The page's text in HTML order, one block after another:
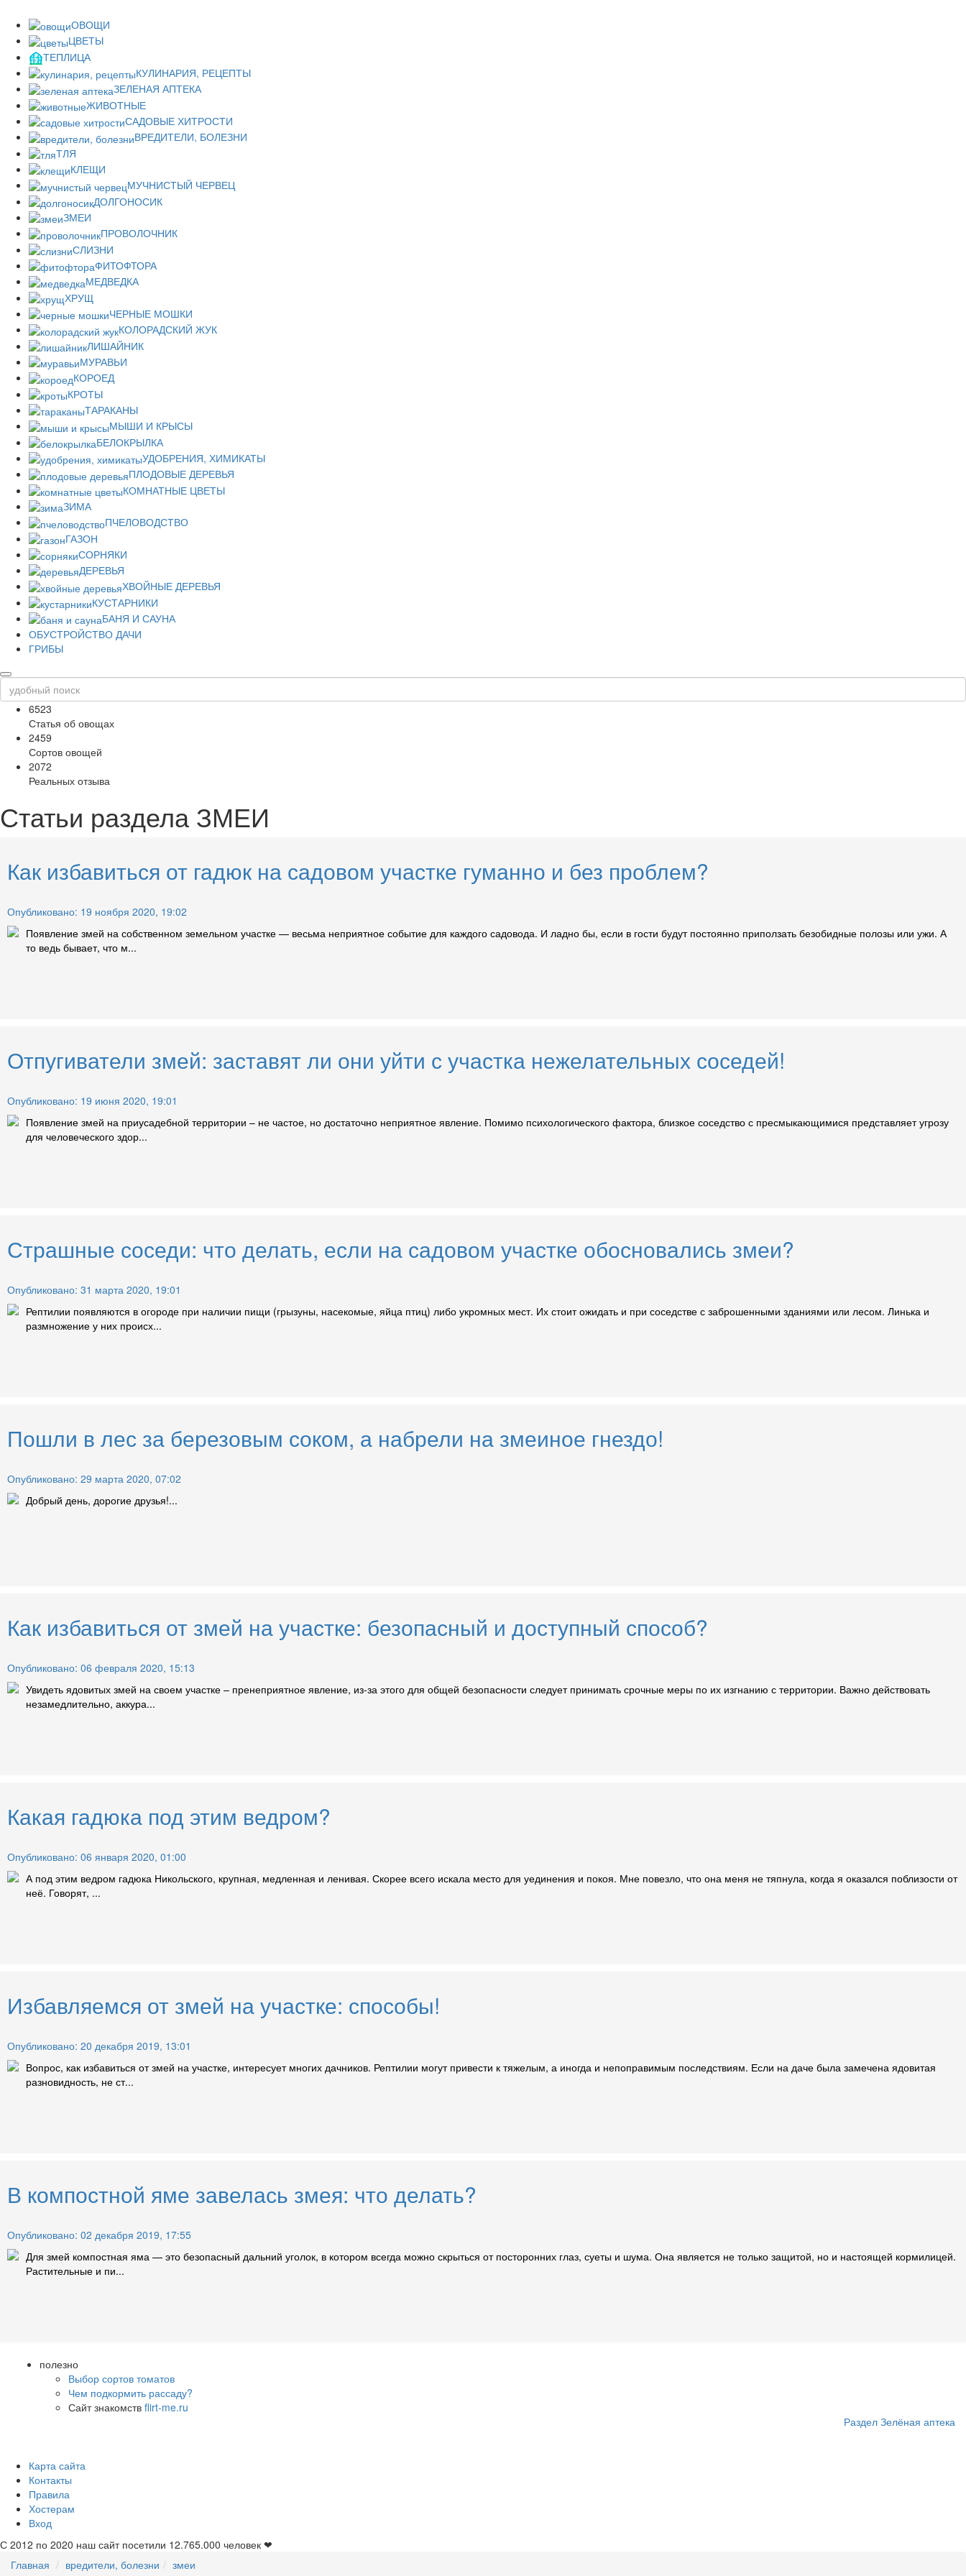
ОВОЩИ
ЦВЕТЫ
ТЕПЛИЦА
КУЛИНАРИЯ, РЕЦЕПТЫ
ЗЕЛЕНАЯ АПТЕКА
ЖИВОТНЫЕ
САДОВЫЕ ХИТРОСТИ
ВРЕДИТЕЛИ, БОЛЕЗНИ
ТЛЯ
КЛЕЩИ
МУЧНИСТЫЙ ЧЕРВЕЦ
ДОЛГОНОСИК
ЗМЕИ
ПРОВОЛОЧНИК
СЛИЗНИ
ФИТОФТОРА
МЕДВЕДКА
ХРУЩ
ЧЕРНЫЕ МОШКИ
КОЛОРАДСКИЙ ЖУК
ЛИШАЙНИК
МУРАВЬИ
КОРОЕД
КРОТЫ
ТАРАКАНЫ
МЫШИ И КРЫСЫ
БЕЛОКРЫЛКА
УДОБРЕНИЯ, ХИМИКАТЫ
ПЛОДОВЫЕ ДЕРЕВЬЯ
КОМНАТНЫЕ ЦВЕТЫ
ЗИМА
ПЧЕЛОВОДСТВО
ГАЗОН
СОРНЯКИ
ДЕРЕВЬЯ
ХВОЙНЫЕ ДЕРЕВЬЯ
КУСТАРНИКИ
БАНЯ И САУНА
ОБУСТРОЙСТВО ДАЧИ
ГРИБЫ
6523
Статья об овощах
2459
Сортов овощей
2072
Реальных отзыва
Статьи раздела ЗМЕИ
Как избавиться от гадюк на садовом участке гуманно и без проблем?
Опубликовано: 19 ноября 2020, 19:02
Появление змей на собственном земельном участке — весьма неприятное событие для каждого садовода. И ладно бы, если в гости будут постоянно приползать безобидные полозы или ужи. А
то ведь бывает, что м...
Отпугиватели змей: заставят ли они уйти с участка нежелательных соседей!
Опубликовано: 19 июня 2020, 19:01
Появление змей на приусадебной территории – не частое, но достаточно неприятное явление. Помимо психологического фактора, близкое соседство с пресмыкающимися представляет угрозу
для человеческого здор...
Страшные соседи: что делать, если на садовом участке обосновались змеи?
Опубликовано: 31 марта 2020, 19:01
Рептилии появляются в огороде при наличии пищи (грызуны, насекомые, яйца птиц) либо укромных мест. Их стоит ожидать и при соседстве с заброшенными зданиями или лесом. Линька и
размножение у них происх...
Пошли в лес за березовым соком, а набрели на змеиное гнездо!
Опубликовано: 29 марта 2020, 07:02
Добрый день, дорогие друзья!...
Как избавиться от змей на участке: безопасный и доступный способ?
Опубликовано: 06 февраля 2020, 15:13
Увидеть ядовитых змей на своем участке – пренеприятное явление, из-за этого для общей безопасности следует принимать срочные меры по их изгнанию с территории. Важно действовать
незамедлительно, аккура...
Какая гадюка под этим ведром?
Опубликовано: 06 января 2020, 01:00
А под этим ведром гадюка Никольского, крупная, медленная и ленивая. Скорее всего искала место для уединения и покоя. Мне повезло, что она меня не тяпнула, когда я оказался поблизости от
неё. Говорят, ...
Избавляемся от змей на участке: способы!
Опубликовано: 20 декабря 2019, 13:01
Вопрос, как избавиться от змей на участке, интересует многих дачников. Рептилии могут привести к тяжелым, а иногда и непоправимым последствиям. Если на даче была замечена ядовитая
разновидность, не ст...
В компостной яме завелась змея: что делать?
Опубликовано: 02 декабря 2019, 17:55
Для змей компостная яма — это безопасный дальний уголок, в котором всегда можно скрыться от посторонних глаз, суеты и шума. Она является не только защитой, но и настоящей кормилицей.
Растительные и пи...
полезно
Выбор сортов томатов
Чем подкормить рассаду?
Сайт знакомств flirt-me.ru
Раздел Зелёная аптека
Карта сайта
Контакты
Правила
Хостерам
Вход
С 2012 по 2020 наш сайт посетили 12.765.000 человек ❤
Главная
вредители, болезни змеи